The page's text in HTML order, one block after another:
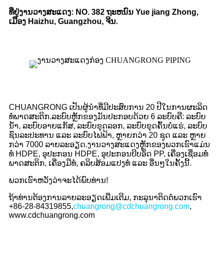
ທີ່ຢູ່ງານວາງສະແດງ: NO. 382 ຖະຫນົນ Yue jiang Zhong,
ເມືອງ Haizhu, Guangzhou, ຈີນ.
CHUANGRONG ເປັນຜູ້ນໍາທີ່ມີປະສົບການ 20 ປີໃນການຜະລິດ
ທໍ່ພາດສະຕິກ.ລະບົບຫຼັກຂອງມັນປະກອບດ້ວຍ 6 ລະບົບຄື: ລະບົບ
ນໍ້າ, ລະບົບອາຍແກັສ, ລະບົບຂຸດລອກ, ລະບົບຂຸດຄົ້ນບໍ່ແຮ່, ລະບົບ
ຊົນລະປະທານ ແລະ ລະບົບໄຟຟ້າ, ຫຼາຍກວ່າ 20 ຊຸດ ແລະ ຫຼາຍ
ກວ່າ 7000 ລາຍລະອຽດ.ງານວາງສະແດງຫຼັກຂອງພວກເຮົາແມ່ນ
ທໍ່ HDPE, ອຸປະກອນ HDPE, ອຸປະກອນບີບອັດ PP, ເຄື່ອງເຊື່ອມທໍ່
ພາດສະຕິກ, ເຄື່ອງມືທໍ່, ຄລິບສ້ອມແປງທໍ່ ແລະ ອື່ນໆໃນຄັ້ງນີ້.
ພວກເຮົາຫວັງວ່າຈະໄດ້ພົບທ່ານ!
ຖ້າທ່ານຕ້ອງການລາຍລະອຽດເພີ່ມເຕີມ, ກະລຸນາຕິດຕໍ່ພວກເຮົາ
+86-28-84319855,chuangrong@cdchuangrong.com,
www.cdchuangrong.com